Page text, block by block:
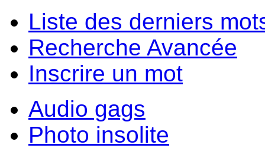
Liste des derniers
Recherche Avancée
Inscrire un mot
Audio gags
Photo insolite